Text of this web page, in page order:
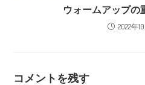
ウォームアップの
2022年
コメントを残す